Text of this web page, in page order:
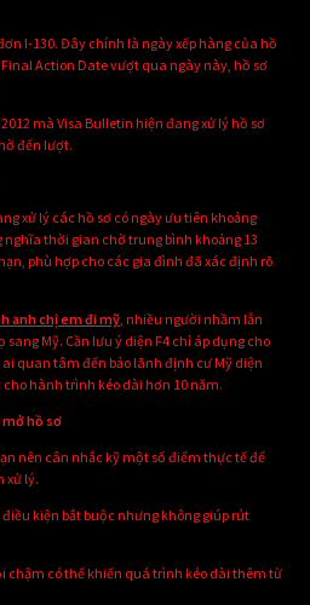
I-130. Đây chính là ngày xếp hàng của hồ
Action Date vượt qua ngày này, hồ sơ
mà Visa Bulletin hiện đang xử lý hồ sơ
đến lượt.
xử lý các hồ sơ có ngày ưu tiên khoảng
nghĩa thời gian chờ trung bình khoảng 13
phù hợp cho các gia đình đã xác định rõ
anh chị em đi mỹ, nhiều người nhầm lẫn
Mỹ. Cần lưu ý diện F4 chỉ áp dụng cho
quan tâm đến bảo lãnh định cư Mỹ diện
hành trình kéo dài hơn 10 năm.
hồ sơ
nên cân nhắc kỹ một số điểm thực tế để
xử lý.
kiện bắt buộc nhưng không giúp rút
chậm có thể khiến quá trình kéo dài thêm từ